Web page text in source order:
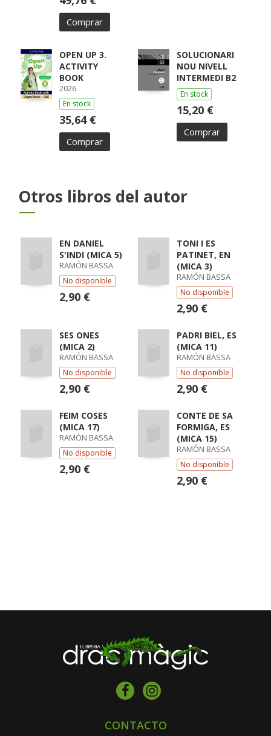
RICARDO / LODÍN,
PATRICIA /
ZUBICOA
ARRAIZA, MARÍA /
ELENA / ECHEVA
Comprar
OPEN UP 3.
ACTIVITY
BOOK
2026
En stock
35,64 €
Comprar
SOLUCIONARI
NOU NIVELL
INTERMEDI B2
En stock
15,20 €
Comprar
Otros libros del autor
EN DANIEL
S'INDI (MICA 5)
RAMÓN BASSA
No disponible
2,90 €
TONI I ES
PATINET, EN
(MICA 3)
RAMÓN BASSA
No disponible
2,90 €
SES ONES
(MICA 2)
RAMÓN BASSA
No disponible
2,90 €
PADRI BIEL, ES
(MICA 11)
RAMÓN BASSA
No disponible
2,90 €
FEIM COSES
(MICA 17)
RAMÓN BASSA
No disponible
2,90 €
CONTE DE SA
FORMIGA, ES
(MICA 15)
RAMÓN BASSA
No disponible
2,90 €
CONTACTO